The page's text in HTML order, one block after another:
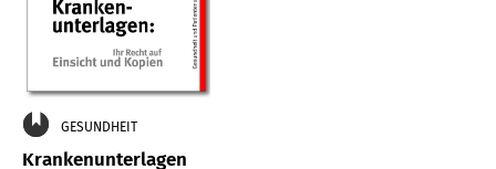
GESUNDHEIT
Krankenunterlagen